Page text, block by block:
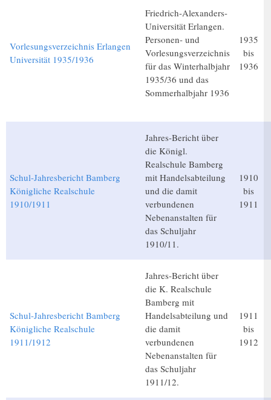
Vorlesungsverzeichnis Erlangen
Universität 1935/1936
Friedrich-Alexanders-
Universität Erlangen.
Personen- und
Vorlesungsverzeichnis
für das Winterhalbjahr
1935/36 und das
Sommerhalbjahr 1936
1935
bis
1936
Schul-Jahresbericht Bamberg
Königliche Realschule
1910/1911
Jahres-Bericht über
die Königl.
Realschule Bamberg
mit Handelsabteilung
und die damit
verbundenen
Nebenanstalten für
das Schuljahr
1910/11.
1910
bis
1911
Schul-Jahresbericht Bamberg
Königliche Realschule
1911/1912
Jahres-Bericht über
die K. Realschule
Bamberg mit
Handelsabteilung und
die damit
verbundenen
Nebenanstalten für
das Schuljahr
1911/12.
1911
bis
1912